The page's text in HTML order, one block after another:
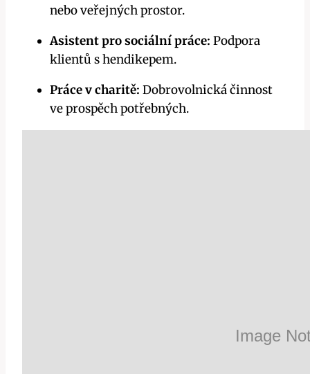
nebo veřejných prostor.
Asistent pro sociální práce: Podpora
klientů s hendikepem.
Práce v charitě: Dobrovolnická činnost
ve prospěch potřebných.